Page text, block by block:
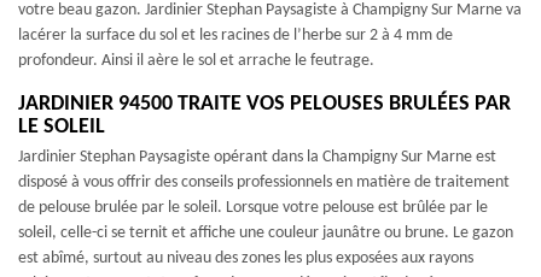
votre beau gazon. Jardinier Stephan Paysagiste à Champigny Sur Marne va
lacérer la surface du sol et les racines de l’herbe sur 2 à 4 mm de
profondeur. Ainsi il aère le sol et arrache le feutrage.
JARDINIER 94500 TRAITE VOS PELOUSES BRULÉES PAR
LE SOLEIL
Jardinier Stephan Paysagiste opérant dans la Champigny Sur Marne est
disposé à vous offrir des conseils professionnels en matière de traitement
de pelouse brulée par le soleil. Lorsque votre pelouse est brûlée par le
soleil, celle-ci se ternit et affiche une couleur jaunâtre ou brune. Le gazon
est abîmé, surtout au niveau des zones les plus exposées aux rayons